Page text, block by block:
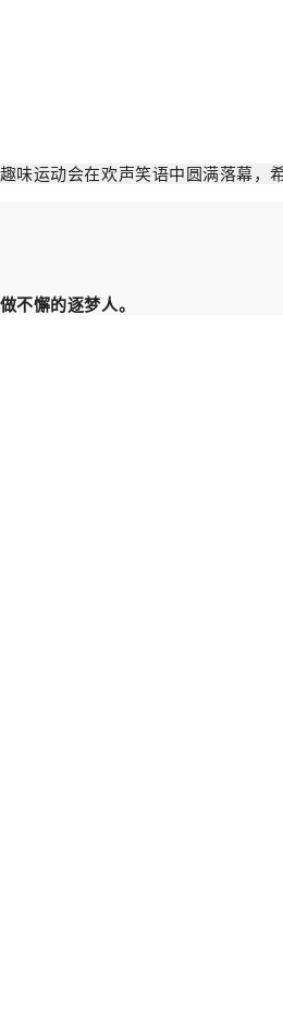
味运动会在欢声笑语中圆满落幕，
不懈的逐梦人。